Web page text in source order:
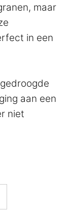
maar
in een
aan een
niet